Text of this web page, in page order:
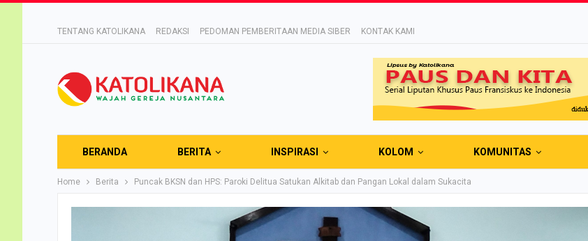
TENTANG KATOLIKANA
REDAKSI PEDOMAN PEMBERITAAN MEDIA SIBER KONTAK KAMI
BERANDA BERITA INSPIRASI KOLOM KOMUNITAS
Home Berita Puncak BKSN dan HPS: Paroki Delitua Satukan Alkitab dan Pangan Lokal dalam Sukacita